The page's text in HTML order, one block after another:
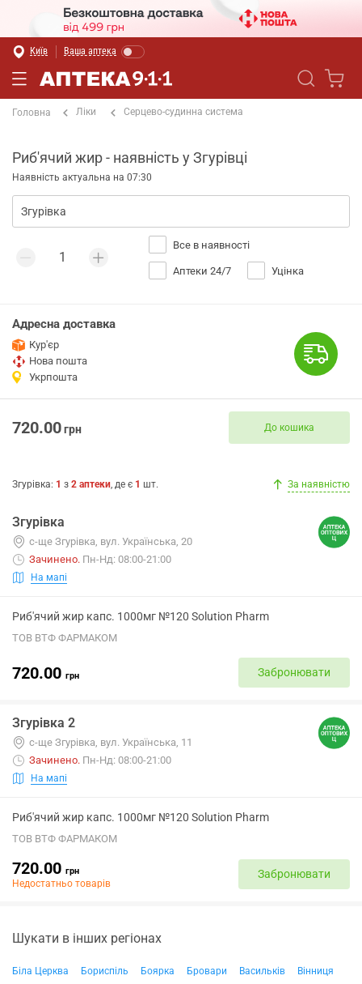
Київ Ваша аптека
Головна Ліки Серцево-судинна система
Риб'ячий жир - наявність у Згурівці
Наявність актуальна на 07:30
Все в наявності
Аптеки 24/7 Уцінка
Адресна доставка
Кур'єр
Нова пошта
Укрпошта
720.00грн До кошика
Згурівка: 1 з 2 аптеки, де є 1 шт. За наявністю
Згурівка
с-ще Згурівка, вул. Українська, 20
Зачинено. Пн-Нд: 08:00-21:00
На мапі
Риб'ячий жир капс. 1000мг №120 Solution Pharm
ТОВ ВТФ ФАРМАКОМ
720.00 грн Забронювати
Згурівка 2
с-ще Згурівка, вул. Українська, 11
Зачинено. Пн-Нд: 08:00-21:00
На мапі
Риб'ячий жир капс. 1000мг №120 Solution Pharm
ТОВ ВТФ ФАРМАКОМ
720.00 грн
Недостатньо товарів
Забронювати
Шукати в інших регіонах
Біла Церква Бориспіль Боярка Бровари Васильків
Вінниця